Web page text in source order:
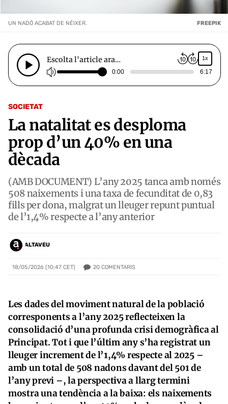
SOCIETAT
La natalitat es desploma
prop d’un 40% en una
dècada
(AMB DOCUMENT) L’any 2025 tanca amb només
508 naixements i una taxa de fecunditat de 0,83
fills per dona, malgrat un lleuger repunt puntual
de l’1,4% respecte a l’any anterior
ALTAVEU
18/05/2026 (10:47 CET) 20 COMENTARIS
UN NADÓ ACABAT DE NÉIXER. FREEPIK
Escolta l'article ara… 1x
0:00 6:17
Les dades del moviment natural de la població
corresponents a l’any 2025 reflecteixen la
consolidació d’una profunda crisi demogràfica al
Principat. Tot i que l’últim any s’ha registrat un
lleuger increment de l’1,4% respecte al 2025 –
amb un total de 508 nadons davant del 501 de
l’any previ –, la perspectiva a llarg termini
mostra una tendència a la baixa: els naixements